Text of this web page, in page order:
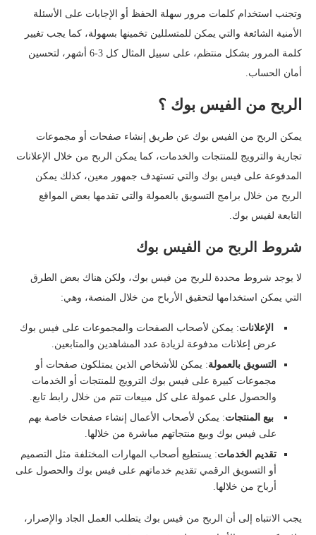
وتجنب استخدام كلمات مرور سهلة الحفظ أو الإجابات على الأسئلة
الأمنية الشائعة والتي يمكن للمتسللين تخمينها بسهولة، كما يجب تغيير
كلمة المرور بشكل منتظم، على سبيل المثال كل 3-6 أشهر، لتحسين
أمان الحساب.
الربح من الفيس بوك ؟
يمكن الربح من الفيس بوك عن طريق إنشاء صفحات أو مجموعات
تجارية والترويج للمنتجات والخدمات، كما يمكن الربح من خلال الإعلانات
المدفوعة على فيس بوك والتي تستهدف جمهور معين، كذلك يمكن
الربح من خلال برامج التسويق بالعمولة والتي تقدمها بعض المواقع
التابعة لفيس بوك.
شروط الربح من الفيس بوك
لا يوجد شروط محددة للربح من فيس بوك، ولكن هناك بعض الطرق
التي يمكن استخدامها لتحقيق الأرباح من خلال المنصة، وهي:
الإعلانات: يمكن لأصحاب الصفحات والمجموعات على فيس بوك
عرض إعلانات مدفوعة لزيادة عدد المشاهدين والمتابعين.
التسويق بالعمولة: يمكن للأشخاص الذين يمتلكون صفحات أو
مجموعات كبيرة على فيس بوك الترويج للمنتجات أو الخدمات
والحصول على عمولة على كل مبيعات تتم من خلال رابط تابع.
بيع المنتجات: يمكن لأصحاب الأعمال إنشاء صفحات خاصة بهم
على فيس بوك وبيع منتجاتهم مباشرة من خلالها.
تقديم الخدمات: يستطيع أصحاب المهارات المختلفة مثل التصميم
أو التسويق الرقمي تقديم خدماتهم على فيس بوك والحصول على
أرباح من خلالها.
يجب الانتباه إلى أن الربح من فيس بوك يتطلب العمل الجاد والإصرار،